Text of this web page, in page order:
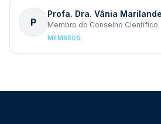
P
Profa. Dra. Vânia
Membro do Conselho Científico
MEMBROS